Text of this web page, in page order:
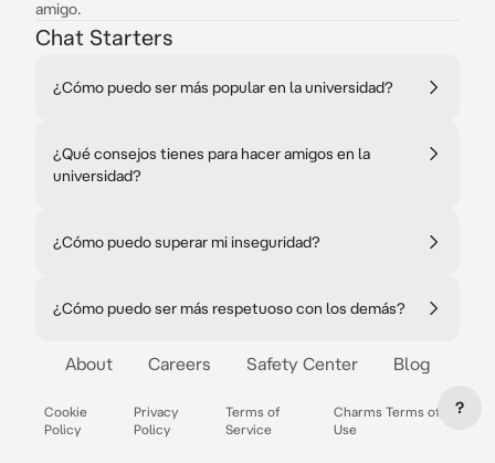
amigo.
Chat Starters
¿Cómo puedo ser más popular en la universidad?
¿Qué consejos tienes para hacer amigos en la
universidad?
¿Cómo puedo superar mi inseguridad?
¿Cómo puedo ser más respetuoso con los demás?
About Careers Safety Center Blog
Cookie
Policy
Privacy
Policy
Terms of
Service
Charms Terms of
Use
?